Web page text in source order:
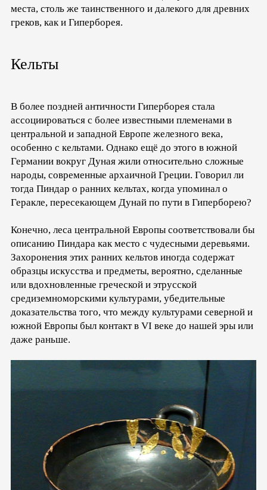
места, столь же таинственного и далекого для древних
греков, как и Гиперборея.
Кельты
В более поздней античности Гиперборея стала
ассоциироваться с более известными племенами в
центральной и западной Европе железного века,
особенно с кельтами. Однако ещё до этого в южной
Германии вокруг Дуная жили относительно сложные
народы, современные архаичной Греции. Говорил ли
тогда Пиндар о ранних кельтах, когда упоминал о
Геракле, пересекающем Дунай по пути в Гиперборею?
Конечно, леса центральной Европы соответствовали бы
описанию Пиндара как место с чудесными деревьями.
Захоронения этих ранних кельтов иногда содержат
образцы искусства и предметы, вероятно, сделанные
или вдохновленные греческой и этрусской
средиземноморскими культурами, убедительные
доказательства того, что между культурами северной и
южной Европы был контакт в VI веке до нашей эры или
даже раньше.